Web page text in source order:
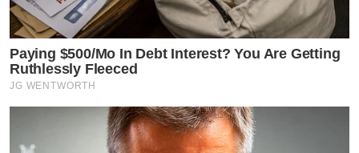
Paying $500/Mo In Debt Interest? You Are Getting
Ruthlessly Fleeced
JG WENTWORTH